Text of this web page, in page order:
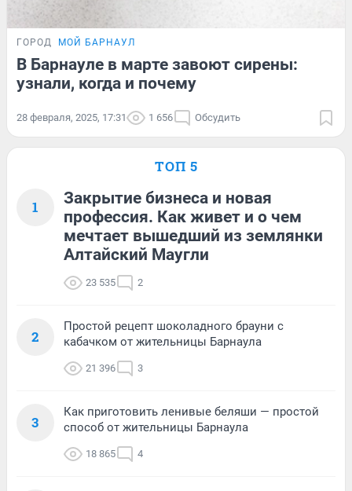
ГОРОД МОЙ БАРНАУЛ
В Барнауле в марте завоют сирены:
узнали, когда и почему
28 февраля, 2025, 17:31 1 656 Обсудить
ТОП 5
1
Закрытие бизнеса и новая
профессия. Как живет и о чем
мечтает вышедший из землянки
Алтайский Маугли
23 535 2
2
Простой рецепт шоколадного брауни с
кабачком от жительницы Барнаула
21 396 3
3
Как приготовить ленивые беляши — простой
способ от жительницы Барнаула
18 865 4